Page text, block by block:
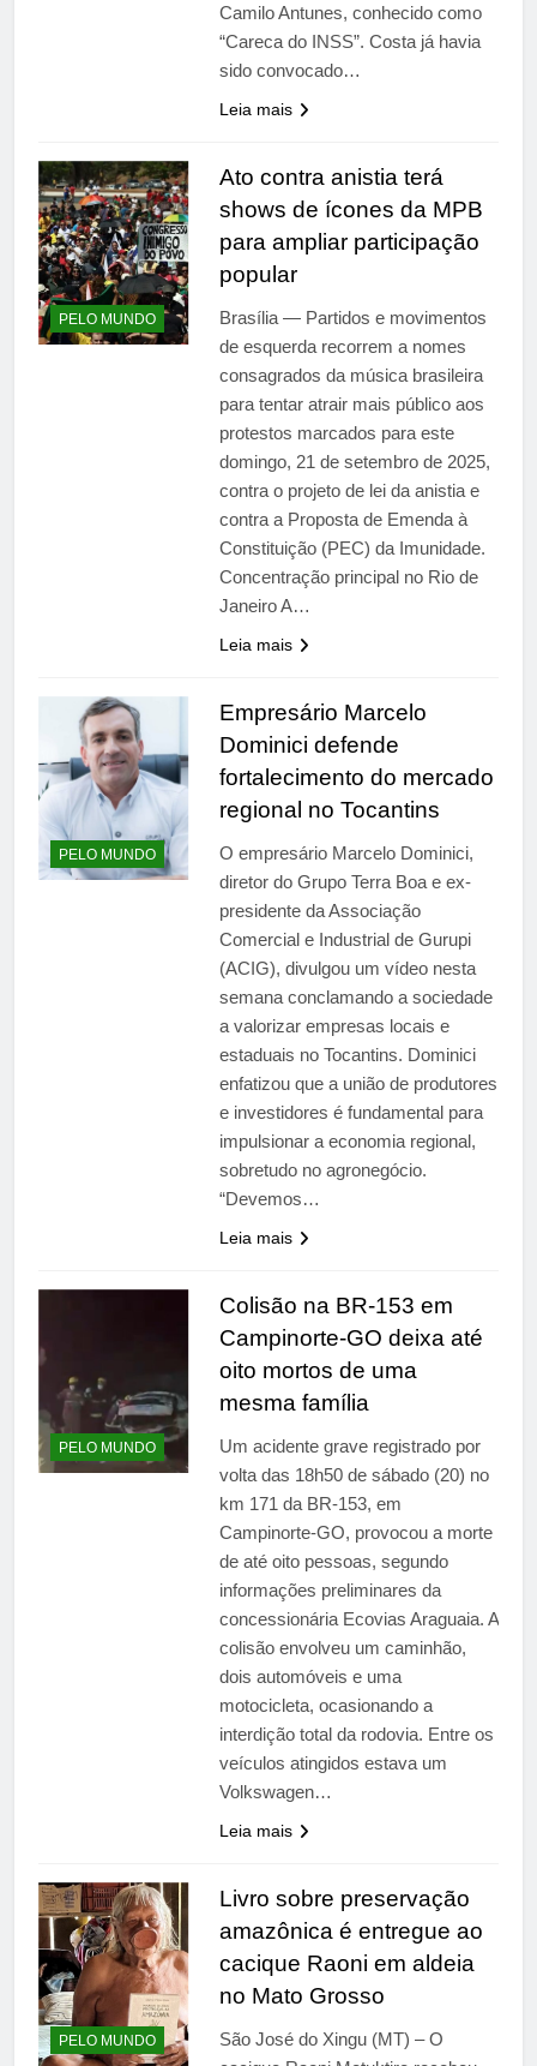
Camilo Antunes, conhecido como
“Careca do INSS”. Costa já havia
sido convocado…
Leia mais
PELO MUNDO
Ato contra anistia terá
shows de ícones da MPB
para ampliar participação
popular
Brasília — Partidos e movimentos
de esquerda recorrem a nomes
consagrados da música brasileira
para tentar atrair mais público aos
protestos marcados para este
domingo, 21 de setembro de 2025,
contra o projeto de lei da anistia e
contra a Proposta de Emenda à
Constituição (PEC) da Imunidade.
Concentração principal no Rio de
Janeiro A…
Leia mais
PELO MUNDO
Empresário Marcelo
Dominici defende
fortalecimento do mercado
regional no Tocantins
O empresário Marcelo Dominici,
diretor do Grupo Terra Boa e ex-
presidente da Associação
Comercial e Industrial de Gurupi
(ACIG), divulgou um vídeo nesta
semana conclamando a sociedade
a valorizar empresas locais e
estaduais no Tocantins. Dominici
enfatizou que a união de produtores
e investidores é fundamental para
impulsionar a economia regional,
sobretudo no agronegócio.
“Devemos…
Leia mais
PELO MUNDO
Colisão na BR-153 em
Campinorte-GO deixa até
oito mortos de uma
mesma família
Um acidente grave registrado por
volta das 18h50 de sábado (20) no
km 171 da BR-153, em
Campinorte-GO, provocou a morte
de até oito pessoas, segundo
informações preliminares da
concessionária Ecovias Araguaia. A
colisão envolveu um caminhão,
dois automóveis e uma
motocicleta, ocasionando a
interdição total da rodovia. Entre os
veículos atingidos estava um
Volkswagen…
Leia mais
PELO MUNDO
Livro sobre preservação
amazônica é entregue ao
cacique Raoni em aldeia
no Mato Grosso
São José do Xingu (MT) – O